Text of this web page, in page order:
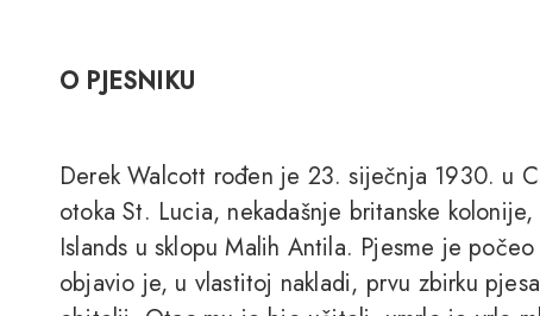
O PJESNIKU
Derek Walcott rođen je 23. siječnja 1930. u
otoka St. Lucia, nekadašnje britanske
Islands u sklopu Malih Antila. Pjesme je
objavio je, u vlastitoj nakladi, prvu zbirku